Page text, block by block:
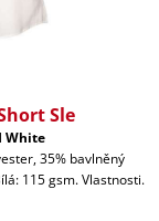
Sle
White
35% bavlněný
115 gsm. Vlastnosti.